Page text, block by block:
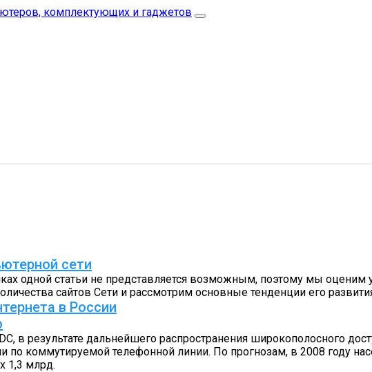
сети
одной статьи не представляется возможным, поэтому мы оценим
сайтов Сети и рассмотрим основные тенденции его
в России
в результате дальнейшего распространения широкополосного
по коммутируемой телефонной линии. По прогнозам, в 2008 году
1,3 млрд.